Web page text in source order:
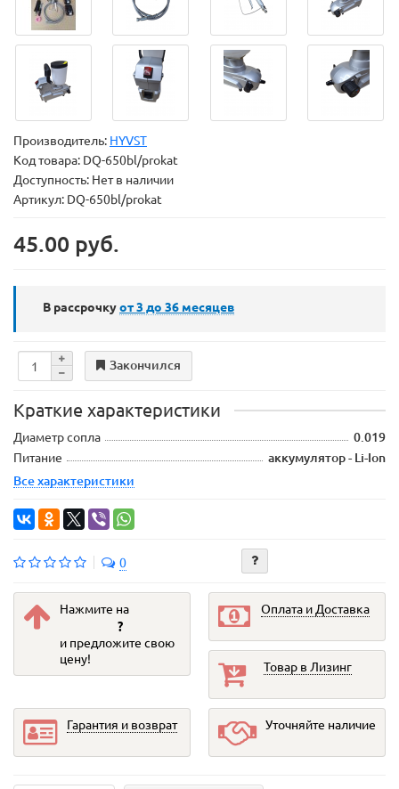
Производитель: HYVST
Код товара: DQ-650bl/prokat
Доступность: Нет в наличии
Артикул: DQ-650bl/prokat
45.00 руб.
В рассрочкуот 3 до 36 месяцев
Закончился
Краткие характеристики
Диаметр сопла 0.019
Питание
аккумулятор - Li-Ion
Все характеристики
0
Нажмите на
?
и предложите свою
цену!
Оплата и Доставка
Товар в Лизинг
Гарантия и возврат Уточняйте наличие